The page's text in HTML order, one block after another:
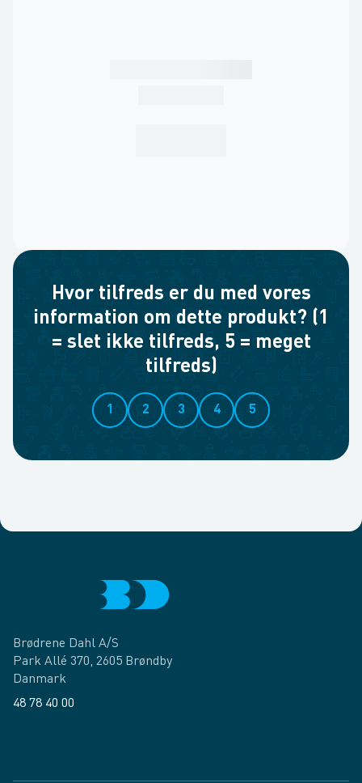
Hvor tilfreds er du med vores
information om dette produkt? (1
= slet ikke tilfreds, 5 = meget
tilfreds)
1 2 3 4 5
Brødrene Dahl A/S
Park Allé 370, 2605 Brøndby
Danmark
48 78 40 00